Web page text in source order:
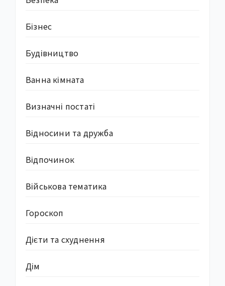
Бізнес
Будівництво
Ванна кімната
Визначні постаті
Відносини та дружба
Відпочинок
Військова тематика
Гороскоп
Дієти та схуднення
Дім